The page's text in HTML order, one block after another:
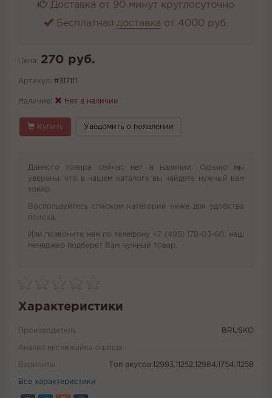
Доставка от 90 минут круглосуточно
Бесплатная доставка от 4000 руб.
Цена: 270 руб.
Артикул: #317111
Наличие: Нет в наличии
Купить Уведомить о появлении
Данного товара сейчас нет в наличии. Однако мы
уверены, что в нашем каталоге вы найдете нужный вам
товар.
Воспользуйтесь списком категорий ниже для удобства
поиска.
Или позвоните нам по телефону +7 (495) 178-03-60, наш
менеджер подберет Вам нужный товар.
Характеристики
Производитель BRUSKO
Анализ неснижайка ошиша
Варианты Топ вкусов:12993,11252,12984,1754,11258
Все характеристики